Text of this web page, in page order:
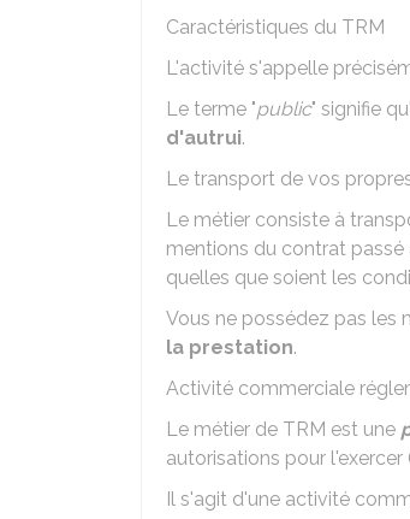
Caractéristiques du TRM
L'activité s'appelle
Le terme "public" signifie
d'autrui.
Le transport de vos
Le métier consiste à
mentions du contrat passé
quelles que soient les
Vous ne possédez pas les
la prestation.
Activité commerciale
Le métier de TRM est une
autorisations pour l'exercer
Il s'agit d'une activité